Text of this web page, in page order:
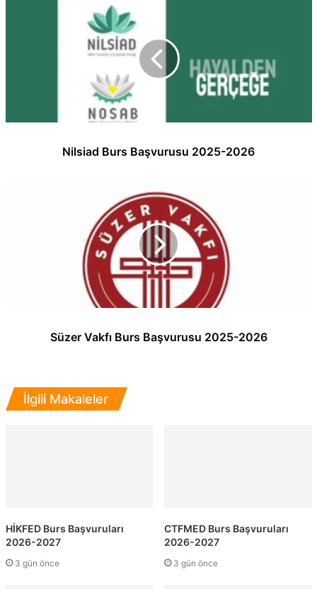
Nilsiad Burs Başvurusu 2025-2026
Süzer Vakfı Burs Başvurusu 2025-2026
İlgili Makaleler
HİKFED Burs Başvuruları
2026-2027
3 gün önce
CTFMED Burs Başvuruları
2026-2027
3 gün önce